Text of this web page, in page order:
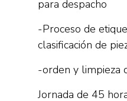
para despacho
-Proceso de
clasificación de
-orden y limpieza
Jornada de 45